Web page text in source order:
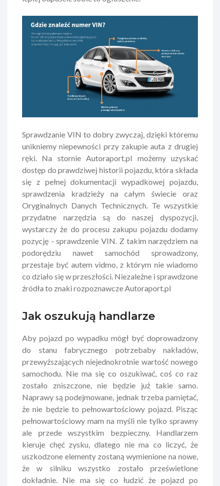
Sprawdzanie VIN to dobry zwyczaj, dzięki któremu
unikniemy niepewności przy zakupie auta z drugiej
ręki. Na stornie Autoraport.pl możemy uzyskać
dostęp do prawdziwej historii pojazdu, która składa
się z pełnej dokumentacji wypadkowej pojazdu,
sprawdzenia kradzieży na całym świecie oraz
Oryginalnych Danych Technicznych. Te wszystkie
przydatne narzędzia są do naszej dyspozycji,
wystarczy że do procesu zakupu pojazdu dodamy
pozycję - sprawdzenie VIN. Z takim narzędziem na
podorędziu nawet samochód sprowadzony,
przestaje być autem vidmo, z którym nie wiadomo
co działo się w przeszłości. Niezależne i sprawdzone
źródła to znaki rozpoznawcze Autoraport.pl
Jak oszukują handlarze
Aby pojazd po wypadku mógł być doprowadzony
do stanu fabrycznego potrzebaby nakładów,
przewyższających niejednokrotnie wartość nowego
samochodu. Nie ma się co oszukiwać, coś co raz
zostało zniszczone, nie będzie już takie samo.
Naprawy są podejmowane, jednak trzeba pamiętać,
że nie będzie to pełnowartościowy pojazd. Pisząc
pełnowartościowy mam na myśli nie tylko sprawny
ale przede wszystkim bezpieczny. Handlarzem
kieruje chęć zysku, dlatego nie ma co liczyć, że
uszkodzone elementy zostaną wymienione na nowe,
że w silniku wszystko zostało prześwietlone
dokładnie. Nie ma się co łudzić że pojazd po